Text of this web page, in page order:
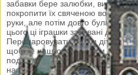
забавки бере залюбки,
покропити їх свяченою водою,
руки, але потім довго була
цього ці іграшки заховані далеко
Передаровувати іншим дітям чи
щоб не нашкодити іншим
подарувала ця особа була
настирливо рекомендувала